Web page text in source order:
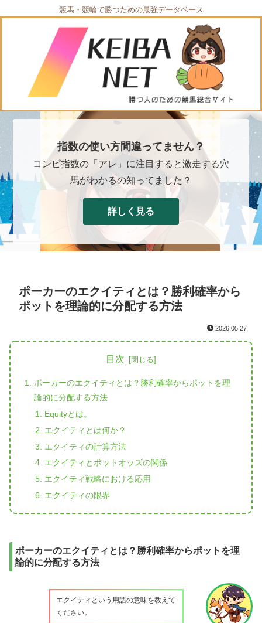
競馬・競輪で勝つための最強データベース
指数の使い方間違ってません？
コンピ指数の「アレ」に注目すると激走する穴
馬がわかるの知ってました？
詳しく見る
ポーカーのエクイティとは？勝利確率から
ポットを理論的に分配する方法
2026.05.27
目次
ポーカーのエクイティとは？勝利確率からポットを理
論的に分配する方法
Equityとは。
エクイティとは何か？
エクイティの計算方法
エクイティとポットオッズの関係
エクイティ戦略における応用
エクイティの限界
ポーカーのエクイティとは？勝利確率からポットを理
論的に分配する方法
エクイティという用語の意味を教えて
ください。